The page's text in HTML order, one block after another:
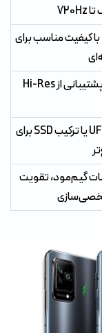
با کیفیت مناسب برای
اسپیکرهای استریو قدرتمند با پشتیبانی از Hi-Res
رم تا 16GB و حافظه داخلی UFS 3.1 یا ترکیب SSD برای
گیم‌مود، تقویت